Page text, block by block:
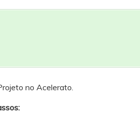
no Acelerato.